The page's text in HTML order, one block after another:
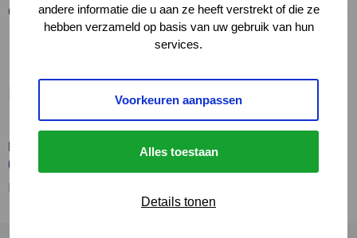
andere informatie die u aan ze heeft verstrekt of die ze
hebben verzameld op basis van uw gebruik van hun
services.
Voorkeuren aanpassen
Alles toestaan
Details tonen
Circulaire economie
Downloads
IPO Bouwstenenvisie Circulaire Economie
(CE) en VTH
Laatst bijgewerkt op: 24-11-2025
Download
bestand
IPO